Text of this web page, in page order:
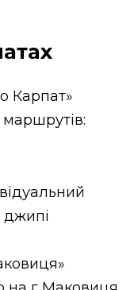
Карпат»
маршрутів:
джипі